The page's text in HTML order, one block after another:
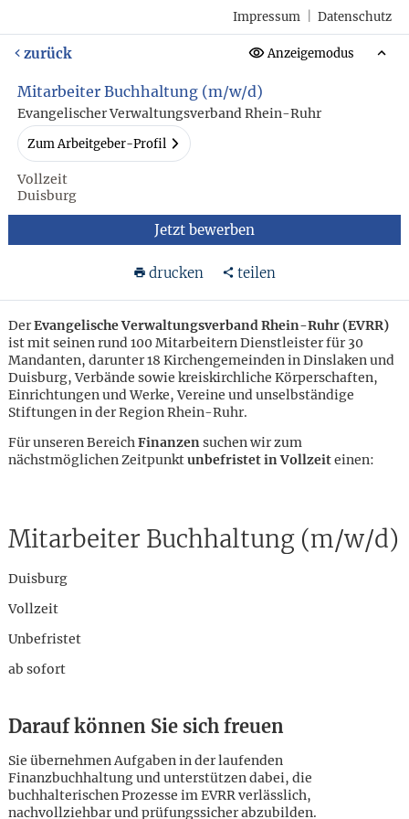
Impressum Datenschutz
zurück Anzeigemodus
Mitarbeiter Buchhaltung (m/w/d)
Evangelischer Verwaltungsverband Rhein-Ruhr
Zum Arbeitgeber-Profil
Vollzeit
Duisburg
Jetzt bewerben
drucken teilen
DerEvangelische Verwaltungsverband Rhein-Ruhr (EVRR)
ist mit seinen rund 100 Mitarbeitern Dienstleister für 30
Mandanten, darunter 18 Kirchengemeinden in Dinslaken und
Duisburg, Verbände sowie kreiskirchliche Körperschaften,
Einrichtungen und Werke, Vereine und unselbständige
Stiftungen in der Region Rhein-Ruhr.
Für unseren BereichFinanzensuchen wir zum
nächstmöglichen Zeitpunktunbefristet in Vollzeiteinen:
Mitarbeiter Buchhaltung (m/w/d)
Duisburg
Vollzeit
Unbefristet
ab sofort
Darauf können Sie sich freuen
Sie übernehmen Aufgaben in der laufenden
Finanzbuchhaltung und unterstützen dabei, die
buchhalterischen Prozesse im EVRR verlässlich,
nachvollziehbar und prüfungssicher abzubilden.
Karte anzeigen